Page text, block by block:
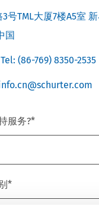
号TML大厦7楼A5室
国
Tel: (86-769) 8350-2535
服务?*
*